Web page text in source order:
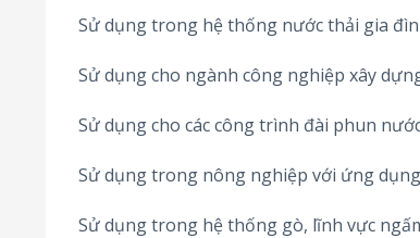
Sử dụng trong hệ thống nước thải gia
Sử dụng cho ngành công nghiệp xây
Sử dụng cho các công trình đài phun
Sử dụng trong nông nghiệp với ứng
Sử dụng trong hệ thống gò, lĩnh vực